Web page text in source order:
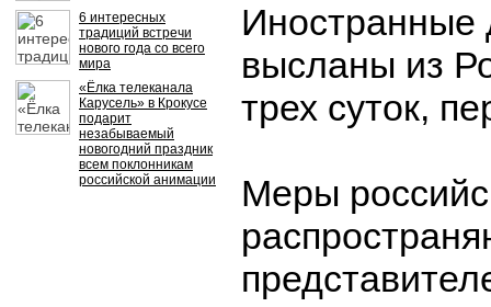
6 интересных
традиций встречи
нового года со всего
мира
«Ёлка телеканала
Карусель» в Крокусе
подарит
незабываемый
новогодний праздник
всем поклонникам
российской анимации
Иностранные
высланы из
трех суток,
Меры